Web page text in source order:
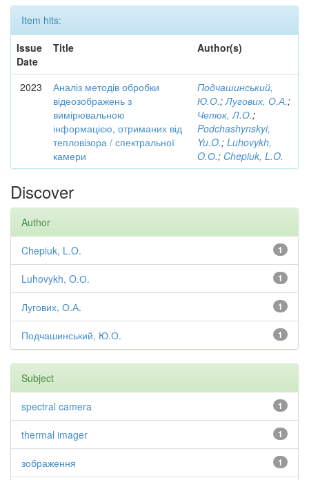
Item hits:
Issue
Date
Title Author(s)
2023
Аналіз методів обробки
відеозображень з
вимірювальною
інформацією, отриманих від
тепловізора / спектральної
камери
Подчашинський,
Ю.О.;Лугових, О.А.;
Чепюк, Л.О.;
Podchashynskyi,
Yu.O.; Luhovykh,
O.О.; Chepiuk, L.O.
Discover
Author
1
Chepiuk, L.O.
1
Luhovykh, O.О.
1
Лугових, О.А.
1
Подчашинський, Ю.О.
Subject
1
spectral camera
1
thermal imager
1
зображення